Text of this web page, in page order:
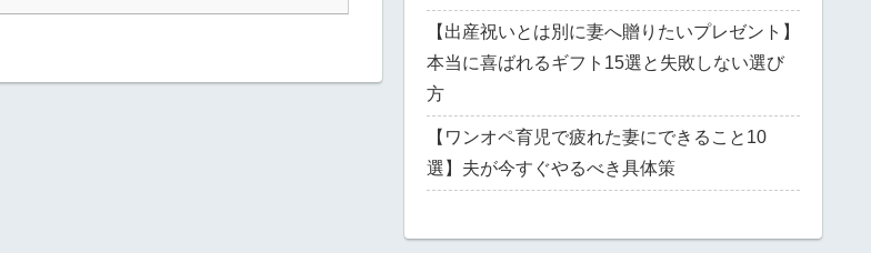
【出産祝いとは別に妻へ贈りたいプレゼント】
本当に喜ばれるギフト15選と失敗しない選び
方
【ワンオペ育児で疲れた妻にできること10
選】夫が今すぐやるべき具体策